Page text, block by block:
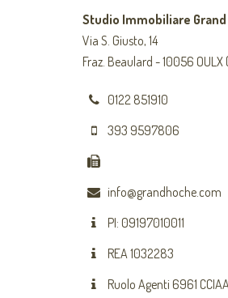
Studio Immobiliare
Via S. Giusto, 14
Fraz. Beaulard - 10056 OULX
0122 851910
393 9597806
info@grandhoche.com
PI: 09197010011
REA 1032283
Ruolo Agenti 6961